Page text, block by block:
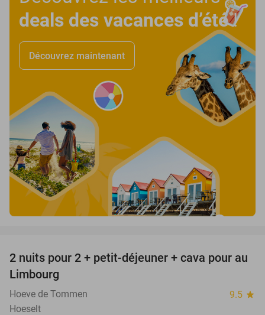
deals des vacances d’été!
Découvrez maintenant
24%
2 nuits pour 2 + petit-déjeuner + cava pour au
Limbourg
Hoeve de Tommen 9.5 star
Hoeselt